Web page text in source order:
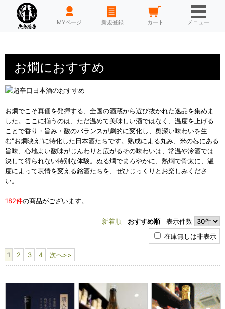
HOME MYページ 新規登録 カート メニュー
お燗におすすめ
お燗でこそ真価を発揮する、全国の酒蔵から選び抜かれた逸品を集めま
した。ここに揃うのは、ただ温めて美味しい酒ではなく、温度を上げる
ことで香り・旨み・酸のバランスが劇的に変化し、奥深い味わいを生
む"お燗映え"に特化した日本酒たちです。熟成による丸み、米の芯にある
旨味、心地よい酸味がじんわりと広がるその味わいは、常温や冷酒では
決して得られない特別な体験。ぬる燗でまろやかに、熱燗で骨太に、温
度によって表情を変える銘酒たちを、ぜひじっくりとお楽しみくださ
い。
182件の商品がございます。
新着順 おすすめ順表示件数
在庫無しは非表示
1 2 3 4 次へ>>